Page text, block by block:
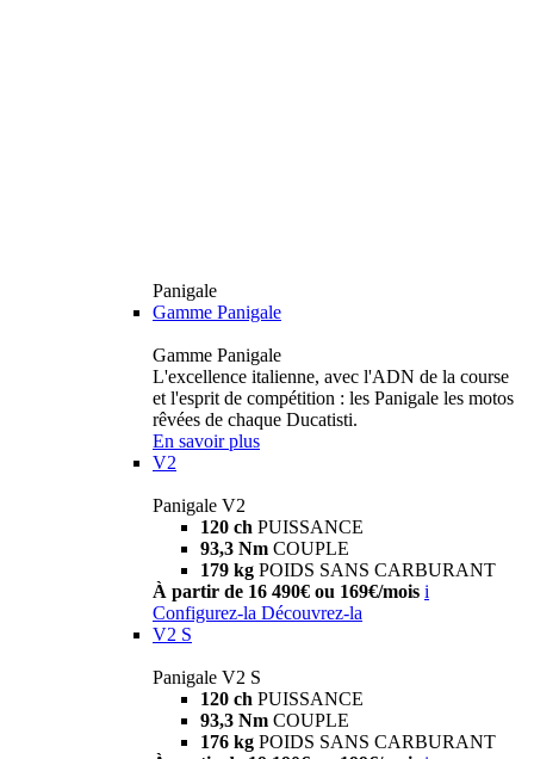
Panigale
Gamme Panigale
Gamme Panigale
L'excellence italienne, avec l'ADN de la course
et l'esprit de compétition : les Panigale les motos
rêvées de chaque Ducatisti.
En savoir plus
V2
Panigale V2
120 ch PUISSANCE
93,3 Nm COUPLE
179 kg POIDS SANS CARBURANT
À partir de 16 490€ ou 169€/mois i
Configurez-la Découvrez-la
V2 S
Panigale V2 S
120 ch PUISSANCE
93,3 Nm COUPLE
176 kg POIDS SANS CARBURANT